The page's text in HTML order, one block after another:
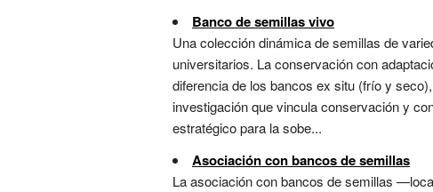
Banco de semillas vivo
Una colección dinámica de semillas de
universitarios. La conservación con
diferencia de los bancos ex situ (frío y
investigación que vincula conservación y
estratégico para la sobe...
Asociación con bancos de semillas
La asociación con bancos de semillas